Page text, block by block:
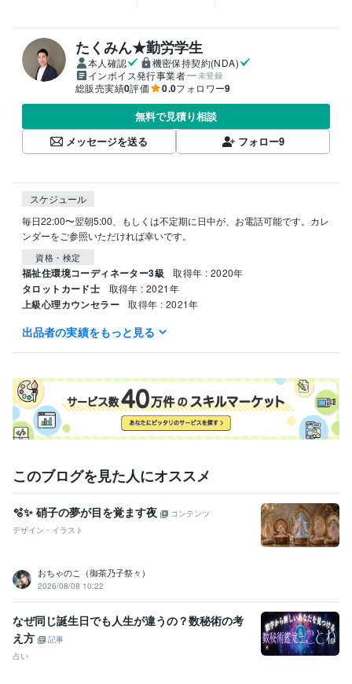
たくみん★勤労学生
本人確認
機密保持契約(NDA)
インボイス発行事業者
未登録
総販売実績0評価 0.0フォロワー9
無料で見積り相談
メッセージを送る
フォロー9
スケジュール
毎日22:00〜翌朝5:00、もしくは不定期に日中が、お電話可能です。カレ
ンダーをご参照いただければ幸いです。
資格・検定
福祉住環境コーディネーター3級 取得年 : 2020年
タロットカード士 取得年 : 2021年
上級心理カウンセラー 取得年 : 2021年
得意分野
関東リハビリテーション専門学校 2023年3月 ~ 現在
出品者の実績をもっと見る
このブログを見た人にオススメ
🫧✨ 硝子の夢が目を覚ます夜
コンテンツ
デザイン・イラスト
おちゃのこ（御茶乃子祭々）
2026/08/08 10:22
なぜ同じ誕生日でも人生が違うの？数秘術の考
え方
記事
占い